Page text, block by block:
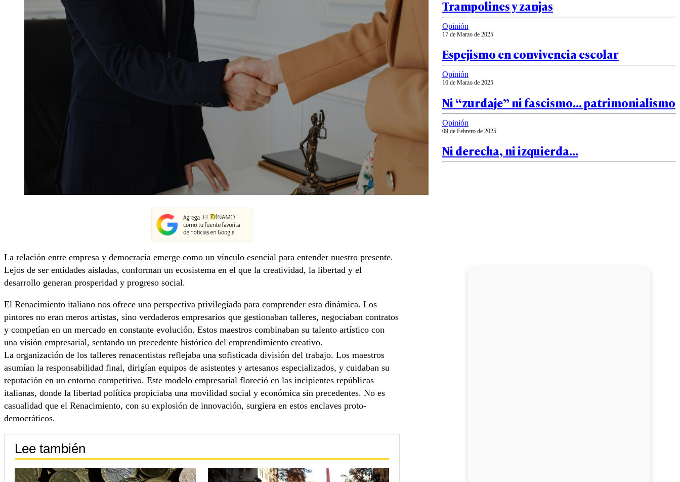
La relación entre empresa y democracia emerge como un vínculo esencial para entender nuestro presente.
Lejos de ser entidades aisladas, conforman un ecosistema en el que la creatividad, la libertad y el
desarrollo generan prosperidad y progreso social.
El Renacimiento italiano nos ofrece una perspectiva privilegiada para comprender esta dinámica. Los
pintores no eran meros artistas, sino verdaderos empresarios que gestionaban talleres, negociaban contratos
y competían en un mercado en constante evolución. Estos maestros combinaban su talento artístico con
una visión empresarial, sentando un precedente histórico del emprendimiento creativo.
La organización de los talleres renacentistas reflejaba una sofisticada división del trabajo. Los maestros
asumían la responsabilidad final, dirigían equipos de asistentes y artesanos especializados, y cuidaban su
reputación en un entorno competitivo. Este modelo empresarial floreció en las incipientes repúblicas
italianas, donde la libertad política propiciaba una movilidad social y económica sin precedentes. No es
casualidad que el Renacimiento, con su explosión de innovación, surgiera en estos enclaves proto-
democráticos.
Lee también
Trampolines y zanjas
Opinión
17 de Marzo de 2025
Espejismo en convivencia escolar
Opinión
16 de Marzo de 2025
Ni “zurdaje” ni fascismo… patrimonialismo
Opinión
09 de Febrero de 2025
Ni derecha, ni izquierda…